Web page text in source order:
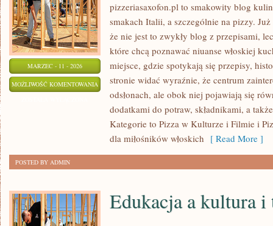
MARZEC - 11 - 2026
MOŻLIWOŚĆ KOMENTOWANIA SŁODKIE
PIZZE
pizzeriasaxofon.pl to smakowity blog
smakach Italii, a szczególnie na pizzy.
że nie jest to zwykły blog z przepisami,
które chcą poznawać niuanse włoskiej
miejsce, gdzie spotykają się przepisy,
stronie widać wyraźnie, że centrum
odsłonach, ale obok niej pojawiają się
dodatkami do potraw, składnikami, a
Kategorie to Pizza w Kulturze i Filmie i
dla miłośników włoskich [ Read More ]
POSTED BY ADMIN
Edukacja a kultura i